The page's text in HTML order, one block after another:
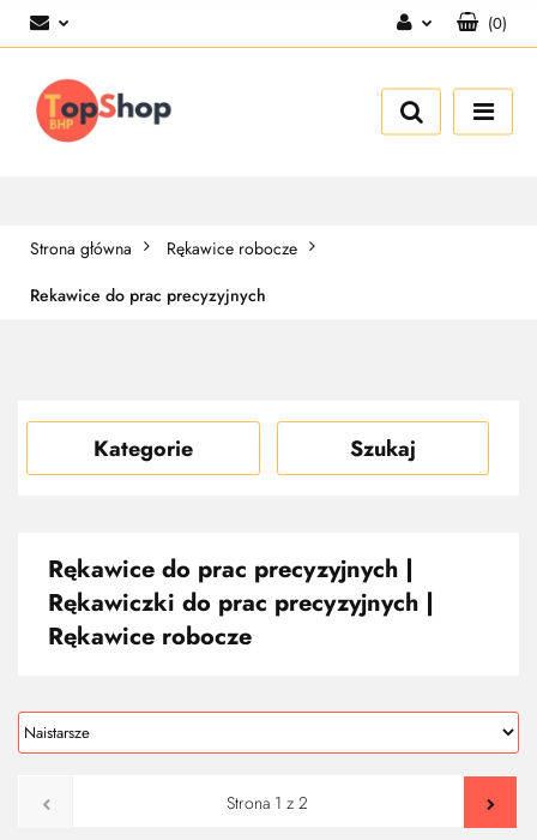
Zarejestruj się
(0)
Strona główna
Rękawice robocze
Rekawice do prac precyzyjnych
Kategorie Szukaj
Rękawice do prac precyzyjnych |
Rękawiczki do prac precyzyjnych |
Rękawice robocze